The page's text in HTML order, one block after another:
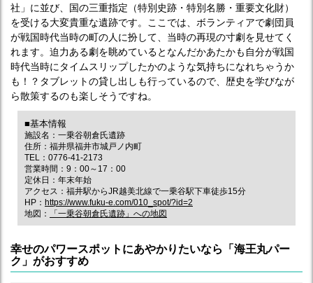
社」に並び、国の三重指定（特別史跡・特別名勝・重要文化財）
を受ける大変貴重な遺跡です。ここでは、ボランティアで劇団員
が戦国時代当時の町の人に扮して、当時の再現の寸劇を見せてく
れます。迫力ある劇を眺めているとなんだかあたかも自分が戦国
時代当時にタイムスリップしたかのような気持ちになれちゃうか
も！？タブレットの貸し出しも行っているので、歴史を学びなが
ら散策するのも楽しそうですね。
■基本情報
施設名：一乗谷朝倉氏遺跡
住所：福井県福井市城戸ノ内町
TEL：0776-41-2173
営業時間：9：00～17：00
定休日：年末年始
アクセス：福井駅からJR越美北線で一乗谷駅下車徒歩15分
HP： https://www.fuku-e.com/010_spot/?id=2
地図：
「一乗谷朝倉氏遺跡」への地図
幸せのパワースポットにあやかりたいなら「海王丸パー
ク」がおすすめ